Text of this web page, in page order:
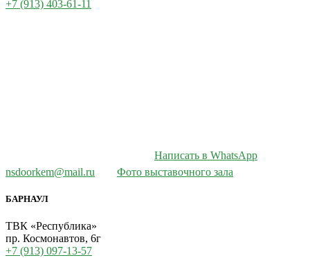
+7 (913) 403-61-11
Написать в WhatsApp
nsdoorkem@mail.ru
Фото выставочного зала
БАРНАУЛ
ТВК «Республика»
пр. Космонавтов, 6г
+7 (913) 097-13-57